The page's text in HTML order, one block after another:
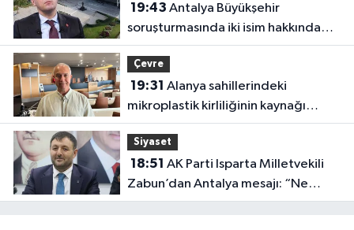
19:43
soruşturmasında iki isim hakkında
yeni karar
Çevre
19:31
mikroplastik kirliliğinin kaynağı
açıklandı
Siyaset
18:51
Zabun’dan Antalya mesajı: “Ne
dediysek o”